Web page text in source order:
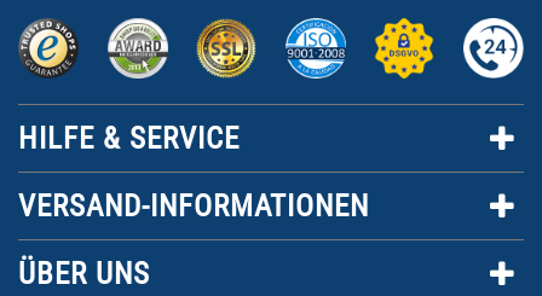
HILFE & SERVICE
VERSAND-INFORMATIONEN
ÜBER UNS